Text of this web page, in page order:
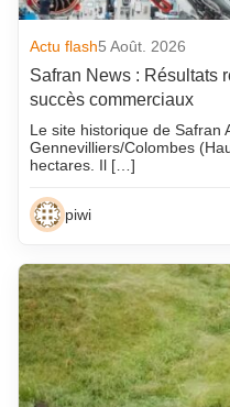
Actu flash5 Août. 2026
Safran News : Résultats
succès commerciaux
Le site historique de Safran
Gennevilliers/Colombes
hectares. Il […]
piwi